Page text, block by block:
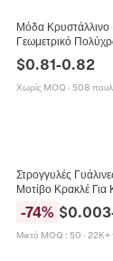
Μόδα Κρυστάλλινο
Γεωμετρικό
Ζευγάρια
$0.81-0.82
Χωρίς MOQ · 508
Στρογγυλές
Μοτίβο Κρακλέ Για
Κοσμημάτων DIY
Χάντρες Για
-74% $0.003
Μικτό MOQ : 50 ·